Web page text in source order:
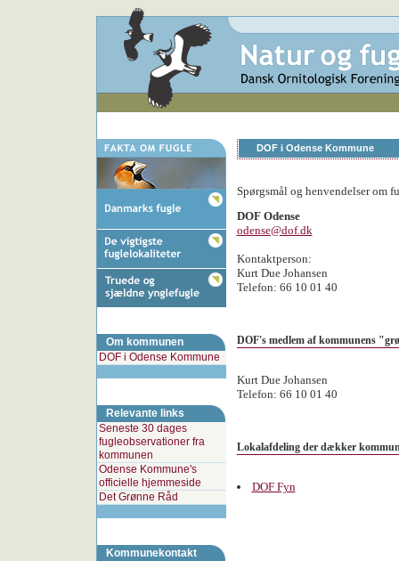
Om kommunen
DOF i Odense Kommune
Relevante links
Seneste 30 dages
fugleobservationer fra
kommunen
Odense Kommune's
officielle hjemmeside
Det Grønne Råd
Kommunekontakt
DOF i Odense Kommune
Spørgsmål og henvendelser om
DOF Odense
odense@dof.dk
Kontaktperson:
Kurt Due Johansen
Telefon: 66 10 01 40
DOF's medlem af kommunens
Kurt Due Johansen
Telefon: 66 10 01 40
Lokalafdeling der dækker
DOF Fyn